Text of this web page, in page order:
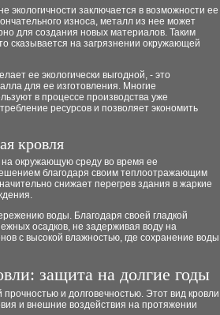
экологичности заключается в возможности ее
износа, металл из нее может
для создания новых материалов. Таким
сказывается на загрязнении окружающей
ее экологически выгодной, - это
для ее изготовления. Многие
в процессе производства уже
ресурсов и позволяет экономить
кровля
окружающую среду во время ее
благодаря своим теплоотражающим
снижает перегрев здания в жаркие
воды. Благодаря своей гладкой
осадков, не задерживая воду на
с высокой влажностью, где сохранение воды
защита на долгие годы
и долговечностью. Этот вид кровли
и внешние воздействия на протяжении